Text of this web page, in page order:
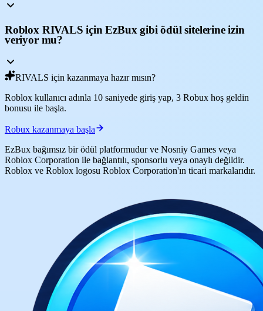
Roblox RIVALS için EzBux gibi ödül sitelerine izin
veriyor mu?
RIVALS için kazanmaya hazır mısın?
Roblox kullanıcı adınla 10 saniyede giriş yap, 3 Robux hoş geldin
bonusu ile başla.
Robux kazanmaya başla
EzBux bağımsız bir ödül platformudur ve Nosniy Games veya
Roblox Corporation ile bağlantılı, sponsorlu veya onaylı değildir.
Roblox ve Roblox logosu Roblox Corporation'ın ticari markalarıdır.